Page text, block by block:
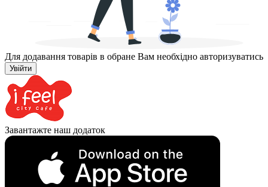
Для додавання товарів в обране Вам необхідно авторизуватись
Увійти
Завантажте наш додаток